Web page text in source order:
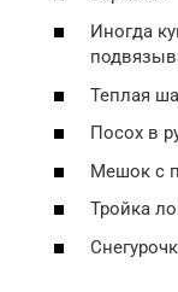
Иногда
Теплая
Посох в
Мешок с
Тройка